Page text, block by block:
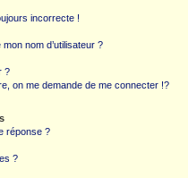
incorrecte !
nom d’utilisateur ?
?
on me demande de me connecter !?
réponse ?
?